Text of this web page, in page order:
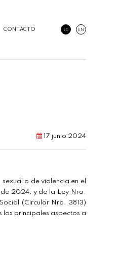
CONTACTO ES EN
17 junio 2024
o de violencia en el
2024; y de la Ley Nro.
(Circular Nro. 3813)
los principales aspectos a